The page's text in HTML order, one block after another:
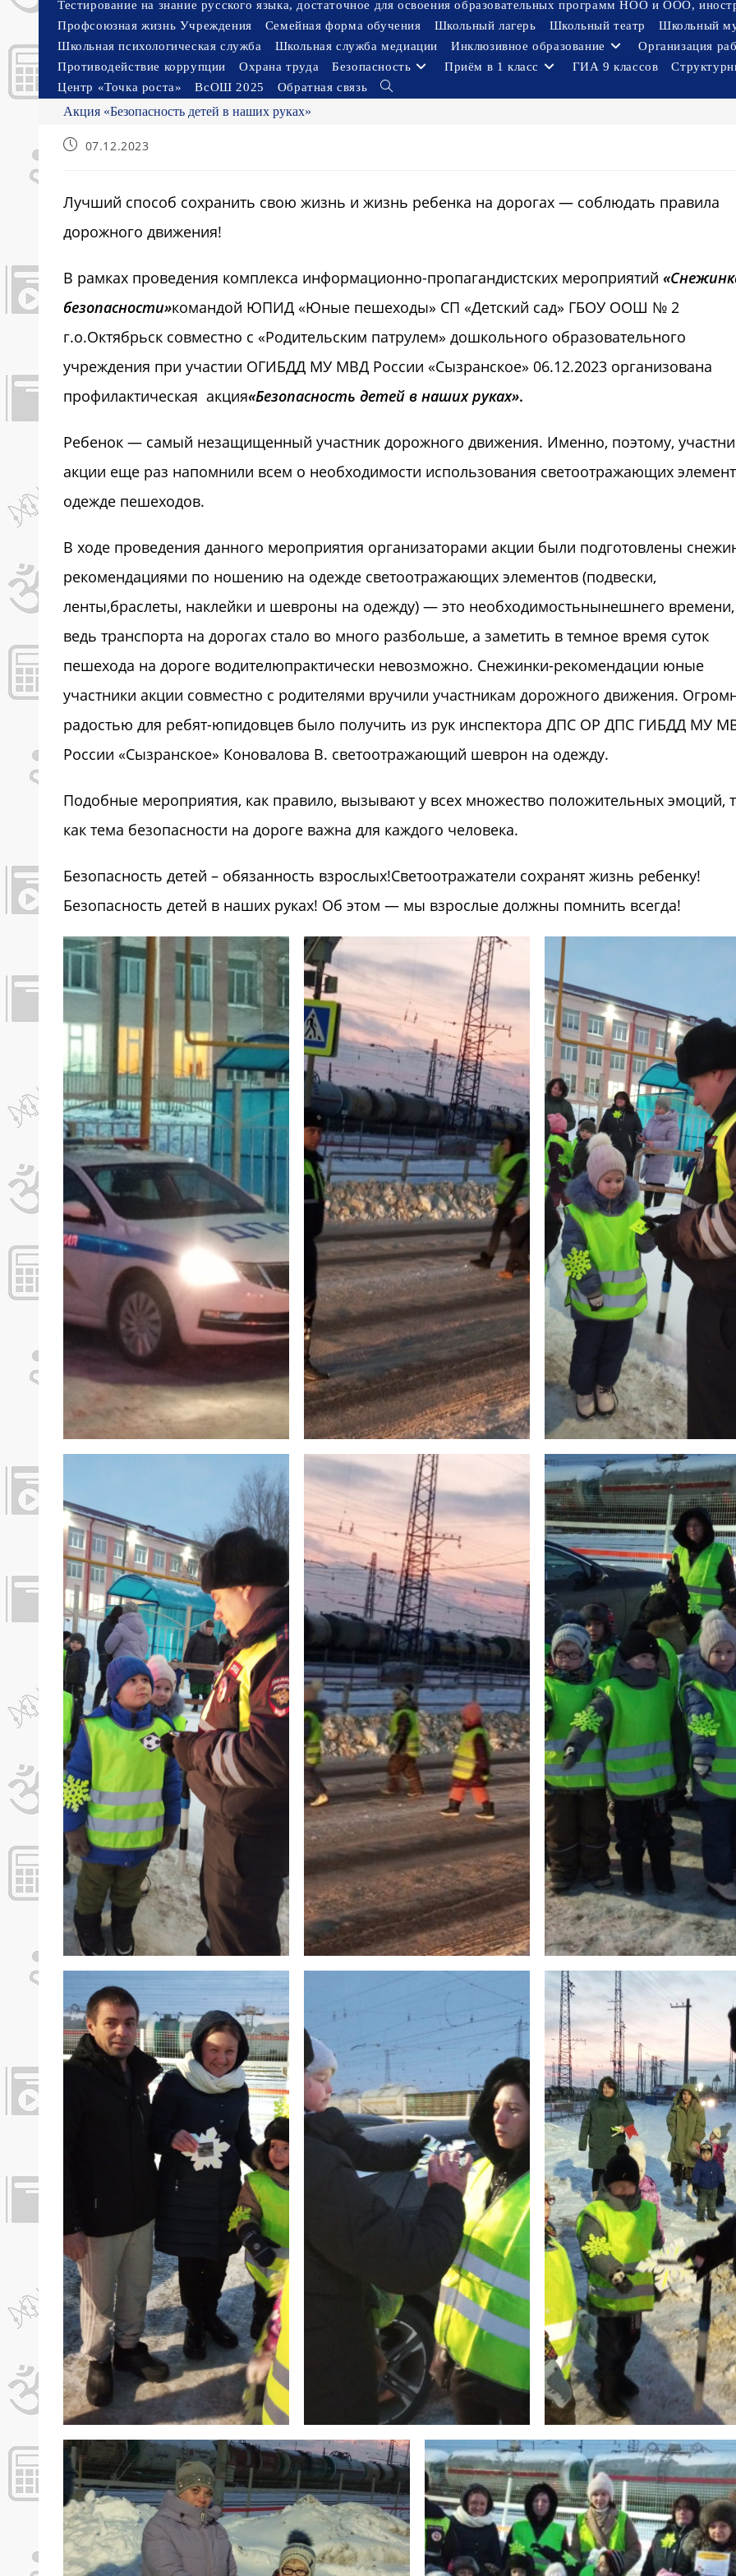
Тестирование на знание русского языка, достаточное для освоения образовательных программ НОО и ООО,
Профсоюзная жизнь Учреждения
Семейная форма обучения Школьный лагерь Школьный театр
Школьный
Школьная психологическая служба
Школьная служба медиации Инклюзивное образование
Организация
Противодействие коррупции
Охрана труда Безопасность Приём в 1 класс ГИА 9 классов
Центр «Точка роста»
ВсОШ 2025 Обратная связь
Переключить
Акция «Безопасность детей в наших руках»
Запись07.12.2023
Лучший способ сохранить свою жизнь и жизнь ребенка на дорогах — соблюдать правила
дорожного движения!
В рамках проведения комплекса информационно-пропагандистских мероприятий
безопасности»командой ЮПИД «Юные пешеходы» СП «Детский сад» ГБОУ ООШ № 2
г.о.Октябрьск совместно с «Родительским патрулем» дошкольного образовательного
учреждения при участии ОГИБДД МУ МВД России «Сызранское» 06.12.2023 организована
профилактическая акция«Безопасность детей в наших руках».
Ребенок — самый незащищенный участник дорожного движения. Именно, поэтому,
акции еще раз напомнили всем о необходимости использования светоотражающих
одежде пешеходов.
В ходе проведения данного мероприятия организаторами акции были подготовлены
рекомендациями по ношению на одежде светоотражающих элементов (подвески,
ленты,браслеты, наклейки и шевроны на одежду) — это необходимостьнынешнего времени,
ведь транспорта на дорогах стало во много разбольше, а заметить в темное время суток
пешехода на дороге водителюпрактически невозможно. Снежинки-рекомендации юные
участники акции совместно с родителями вручили участникам дорожного движения.
радостью для ребят-юпидовцев было получить из рук инспектора ДПС ОР ДПС ГИБДД МУ
России «Сызранское» Коновалова В. светоотражающий шеврон на одежду.
Подобные мероприятия, как правило, вызывают у всех множество положительных эмоций,
как тема безопасности на дороге важна для каждого человека.
Безопасность детей – обязанность взрослых!Светоотражатели сохранят жизнь ребенку!
Безопасность детей в наших руках! Об этом — мы взрослые должны помнить всегда!